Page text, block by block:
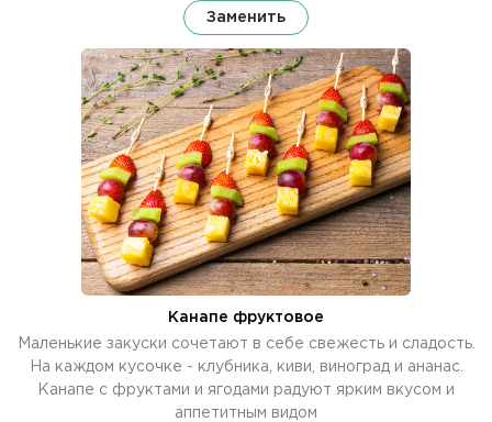
Заменить
Канапе фруктовое
Маленькие закуски сочетают в себе свежесть и сладость.
На каждом кусочке - клубника, киви, виноград и ананас.
Канапе с фруктами и ягодами радуют ярким вкусом и
аппетитным видом